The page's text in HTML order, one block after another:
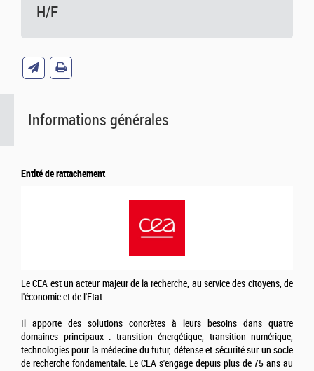
H/F
Informations générales
Entité de rattachement
Le CEA est un acteur majeur de la recherche, au service des citoyens, de
l'économie et de l'Etat.
Il apporte des solutions concrètes à leurs besoins dans quatre
domaines principaux : transition énergétique, transition numérique,
technologies pour la médecine du futur, défense et sécurité sur un socle
de recherche fondamentale. Le CEA s'engage depuis plus de 75 ans au